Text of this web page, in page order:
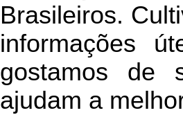
Brasileiros.
informações
gostamos de
ajudam a